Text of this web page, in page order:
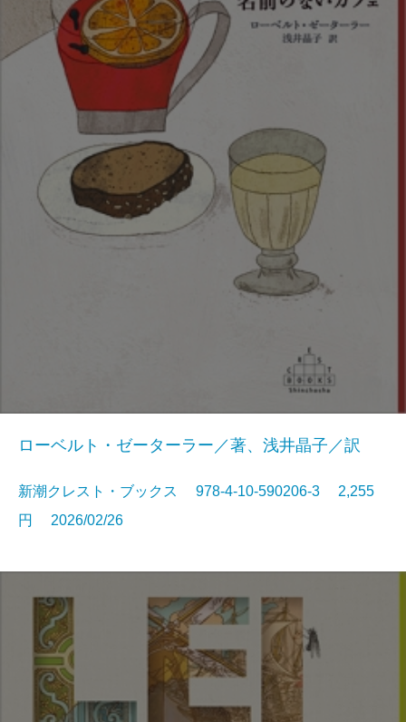
ローベルト・ゼーターラー／著、浅井晶子／訳
新潮クレスト・ブックス 978-4-10-590206-3 2,255
円 2026/02/26